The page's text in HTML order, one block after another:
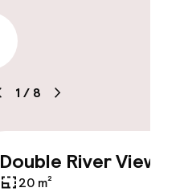
1 / 8
Double River View
20 m²